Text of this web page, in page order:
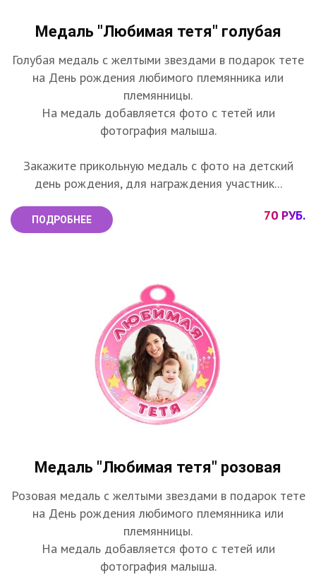
Медаль "Любимая тетя" голубая
Голубая медаль с желтыми звездами в подарок тете
на День рождения любимого племянника или
племянницы.
На медаль добавляется фото с тетей или
фотография малыша.
Закажите прикольную медаль с фото на детский
день рождения, для награждения участник...
ПОДРОБНЕЕ 70 РУБ.
Медаль "Любимая тетя" розовая
Розовая медаль с желтыми звездами в подарок тете
на День рождения любимого племянника или
племянницы.
На медаль добавляется фото с тетей или
фотография малыша.